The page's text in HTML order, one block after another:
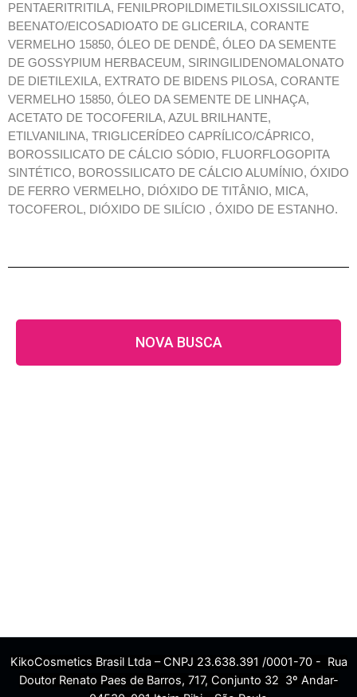
PENTAERITRITILA, FENILPROPILDIMETILSILOXISSILICATO,
BEENATO/EICOSADIOATO DE GLICERILA, CORANTE
VERMELHO 15850, ÓLEO DE DENDÊ, ÓLEO DA SEMENTE
DE GOSSYPIUM HERBACEUM, SIRINGILIDENOMALONATO
DE DIETILEXILA, EXTRATO DE BIDENS PILOSA, CORANTE
VERMELHO 15850, ÓLEO DA SEMENTE DE LINHAÇA,
ACETATO DE TOCOFERILA, AZUL BRILHANTE,
ETILVANILINA, TRIGLICERÍDEO CAPRÍLICO/CÁPRICO,
BOROSSILICATO DE CÁLCIO SÓDIO, FLUORFLOGOPITA
SINTÉTICO, BOROSSILICATO DE CÁLCIO ALUMÍNIO, ÓXIDO
DE FERRO VERMELHO, DIÓXIDO DE TITÂNIO, MICA,
TOCOFEROL, DIÓXIDO DE SILÍCIO , ÓXIDO DE ESTANHO.
NOVA BUSCA
KikoCosmetics Brasil Ltda – CNPJ 23.638.391 /0001-70 - Rua
Doutor Renato Paes de Barros, 717, Conjunto 32 3º Andar-